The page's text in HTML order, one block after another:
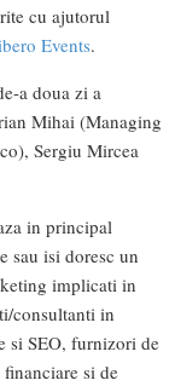
cu ajutorul
Events.
a doua zi a
Mihai (Managing
Sergiu Mircea
in principal
sau isi doresc un
implicati in
consultanti in
si SEO, furnizori de
si de